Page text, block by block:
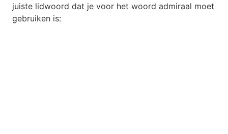
juiste lidwoord dat je voor het woord admiraal moet
gebruiken is: